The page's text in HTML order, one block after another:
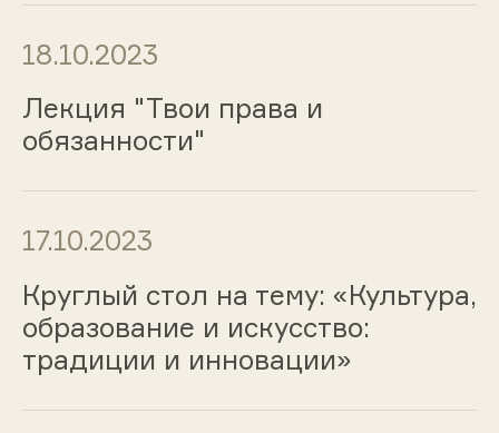
18.10.2023
Лекция "Твои права и
обязанности"
17.10.2023
Круглый стол на тему: «Культура,
образование и искусство:
традиции и инновации»